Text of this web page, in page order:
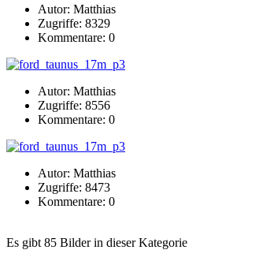
Autor: Matthias
Zugriffe: 8329
Kommentare: 0
Autor: Matthias
Zugriffe: 8556
Kommentare: 0
Autor: Matthias
Zugriffe: 8473
Kommentare: 0
Es gibt 85 Bilder in dieser Kategorie